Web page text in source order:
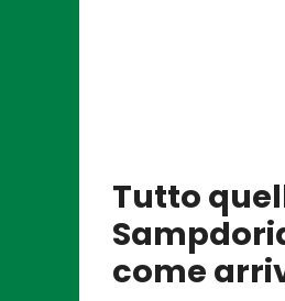
Tutto
come